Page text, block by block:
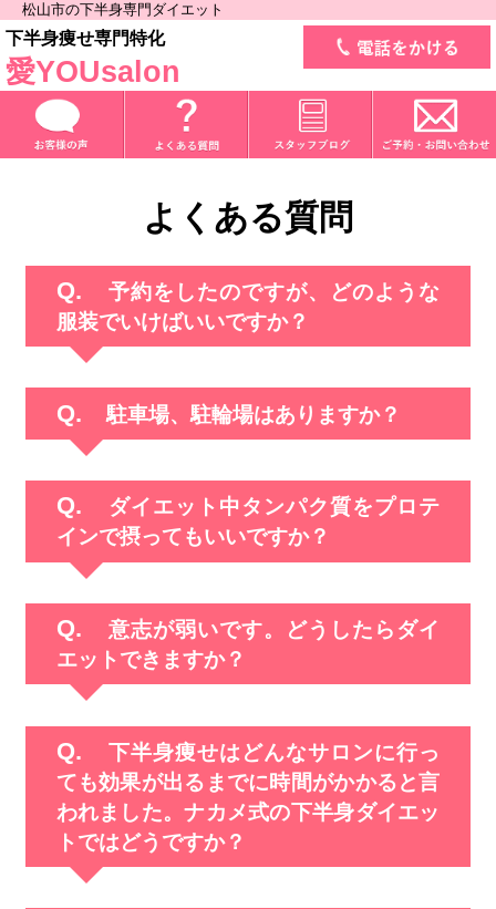
松山市の下半身専門ダイエット
下半身痩せ専門特化
愛YOUsalon
よくある質問
予約をしたのですが、どのような
服装でいけばいいですか？
駐車場、駐輪場はありますか？
ダイエット中タンパク質をプロテ
インで摂ってもいいですか？
意志が弱いです。どうしたらダイ
エットできますか？
下半身痩せはどんなサロンに行っ
ても効果が出るまでに時間がかかると言
われました。ナカメ式の下半身ダイエッ
トではどうですか？